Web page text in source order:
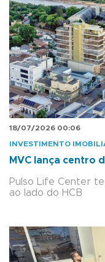
18/07/2026 00:06
INVESTIMENTO
MVC lança centro
Pulso Life Center
ao lado do HCB